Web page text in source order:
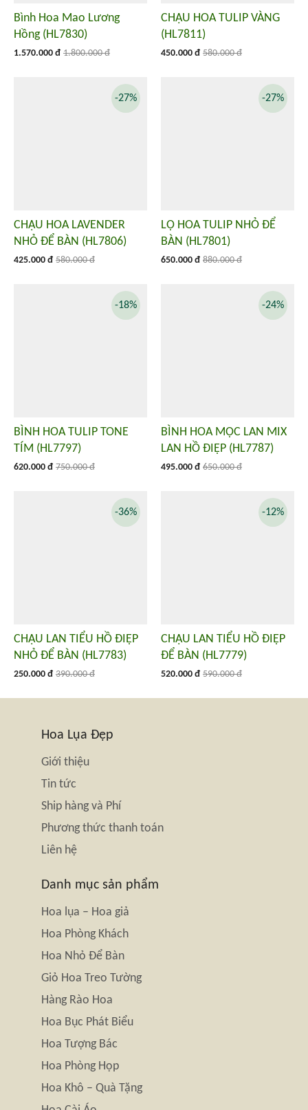
Bình Hoa Mao Lương
Hồng (HL7830)
1.570.000 đ 1.800.000 đ
CHẬU HOA TULIP VÀNG
(HL7811)
450.000 đ 580.000 đ
CHẬU HOA LAVENDER
NHỎ ĐỂ BÀN (HL7806)
425.000 đ 580.000 đ
-27%
LỌ HOA TULIP NHỎ ĐỂ
BÀN (HL7801)
650.000 đ 880.000 đ
-27%
BÌNH HOA TULIP TONE
TÍM (HL7797)
620.000 đ 750.000 đ
-18%
BÌNH HOA MỘC LAN MIX
LAN HỒ ĐIỆP (HL7787)
495.000 đ 650.000 đ
-24%
CHẬU LAN TIỂU HỒ ĐIỆP
NHỎ ĐỂ BÀN (HL7783)
250.000 đ 390.000 đ
-36%
CHẬU LAN TIỂU HỒ ĐIỆP
ĐỂ BÀN (HL7779)
520.000 đ 590.000 đ
-12%
Hoa Lụa Đẹp
Giới thiệu
Tin tức
Ship hàng và Phí
Phương thức thanh toán
Liên hệ
Danh mục sản phẩm
Hoa lụa – Hoa giả
Hoa Phòng Khách
Hoa Nhỏ Để Bàn
Giỏ Hoa Treo Tường
Hàng Rào Hoa
Hoa Bục Phát Biểu
Hoa Tượng Bác
Hoa Phòng Họp
Hoa Khô – Quà Tặng